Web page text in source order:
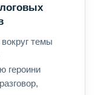
темы
героини